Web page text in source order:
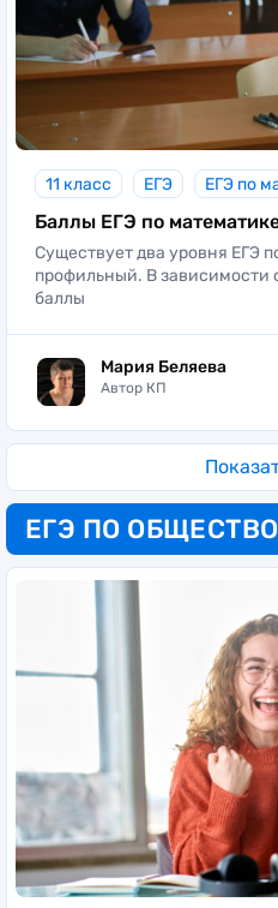
11 класс ЕГЭ ЕГЭ по
Баллы ЕГЭ по
Существует два уровня ЕГЭ
профильный. В зависимости
баллы
Мария Беляева
Автор КП
ЕГЭ ПО